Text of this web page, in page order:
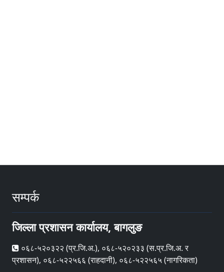
सम्पर्क
जिल्ला प्रशासन कार्यालय, बागलुङ
०६८-५२०३२२ (प्र‍.जि.अ.), ०६८-५२०२३३ (स.प्र.जि.अ. र
प्रशासन), ०६८-५२२५६६ (राहदानी), ०६८-५२२५६५ (नागरिकता)